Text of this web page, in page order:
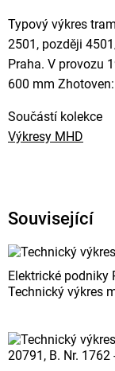
Typový výkres
2501, později
Praha. V provozu
600 mm
Součástí kolekce
Výkresy MHD
Související
Elektrické podniky
Technický výkres